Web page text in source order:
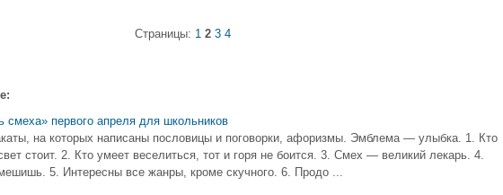
Страницы: 1 2 3 4
смеха» первого апреля для школьников
на которых написаны пословицы и поговорки, афоризмы. Эмблема — улыбка. 1. Кто
стоит. 2. Кто умеет веселиться, тот и горя не боится. 3. Смех — великий лекарь. 4.
5. Интересны все жанры, кроме скучного. 6. Продо ...